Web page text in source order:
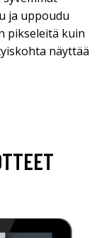
ja uppoudu
pikseleitä kuin
näyttää